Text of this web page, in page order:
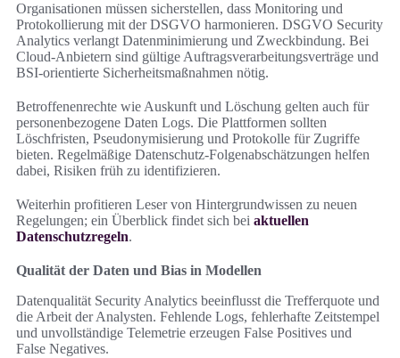
Organisationen müssen sicherstellen, dass Monitoring und
Protokollierung mit der DSGVO harmonieren. DSGVO Security
Analytics verlangt Datenminimierung und Zweckbindung. Bei
Cloud-Anbietern sind gültige Auftragsverarbeitungsverträge und
BSI-orientierte Sicherheitsmaßnahmen nötig.
Betroffenenrechte wie Auskunft und Löschung gelten auch für
personenbezogene Daten Logs. Die Plattformen sollten
Löschfristen, Pseudonymisierung und Protokolle für Zugriffe
bieten. Regelmäßige Datenschutz-Folgenabschätzungen helfen
dabei, Risiken früh zu identifizieren.
Weiterhin profitieren Leser von Hintergrundwissen zu neuen
Regelungen; ein Überblick findet sich bei aktuellen
Datenschutzregeln.
Qualität der Daten und Bias in Modellen
Datenqualität Security Analytics beeinflusst die Trefferquote und
die Arbeit der Analysten. Fehlende Logs, fehlerhafte Zeitstempel
und unvollständige Telemetrie erzeugen False Positives und
False Negatives.